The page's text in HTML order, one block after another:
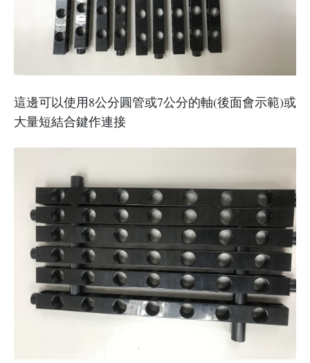
這邊可以使用8公分圓管或7公分的軸(後面會示範)或
大量短結合鍵作連接